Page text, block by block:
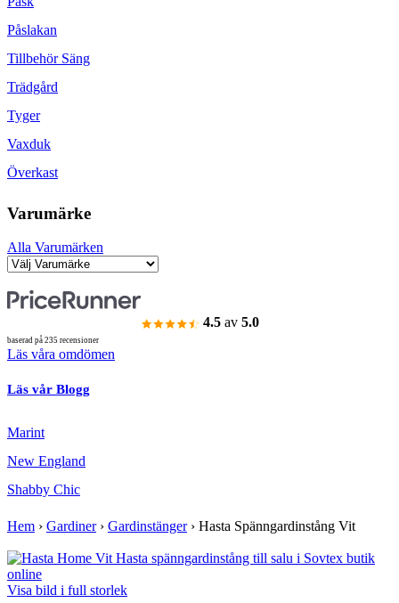
Påslakan
Tillbehör Säng
Trädgård
Tyger
Vaxduk
Överkast
Varumärke
Alla Varumärken
4.5 av 5.0
baserad på 235 recensioner
Läs våra omdömen
Läs vår Blogg
Marint
New England
Shabby Chic
Hem › Gardiner› Gardinstänger› Hasta Spänngardinstång Vit
Visa bild i full storlek